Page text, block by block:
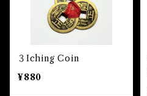
３Iching Coin
¥880